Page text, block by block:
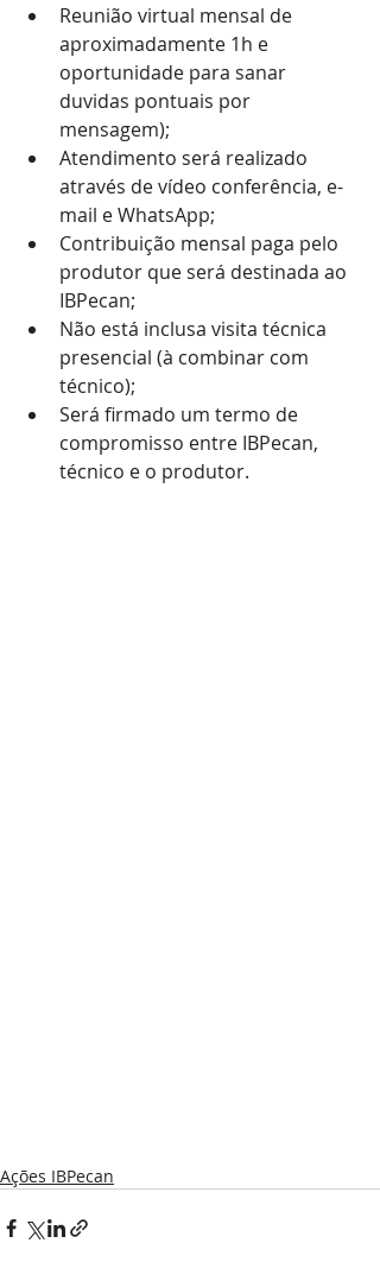
Reunião virtual mensal de
aproximadamente 1h e
oportunidade para sanar
duvidas pontuais por
mensagem);
Atendimento será realizado
através de vídeo conferência, e-
mail e WhatsApp;
Contribuição mensal paga pelo
produtor que será destinada ao
IBPecan;
Não está inclusa visita técnica
presencial (à combinar com
técnico);
Será firmado um termo de
compromisso entre IBPecan,
técnico e o produtor.
Ações IBPecan